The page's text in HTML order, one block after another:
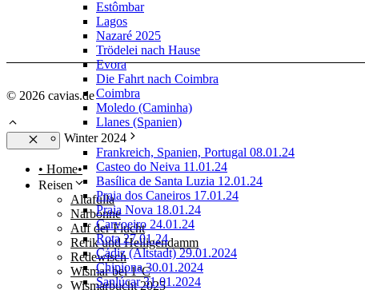
Estômbar
Lagos
Nazaré 2025
Trödelei nach Hause
Evora
Die Fahrt nach Coimbra
Coimbra
Moledo (Caminha)
Llanes (Spanien)
Winter 2024
Frankreich, Spanien, Portugal 08.01.24
Casteo do Neiva 11.01.24
Basílica de Santa Luzia 12.01.24
Praia dos Caneiros 17.01.24
Praia Nova 18.01.24
Carvoeiro 24.01.24
Rota 27.01.24
Cádiz (Altstadt) 29.01.2024
Chipiona 30.01.2024
Sanlúcar 31.01.2024
© 2026 cavias.de
Schließen
• Home•
Reisen
Altafulla
Narbonne
Auf der Flucht
Rerik und Heiligendamm
Redewisch
Wismar bei 1°C
Wismarbucht 2025